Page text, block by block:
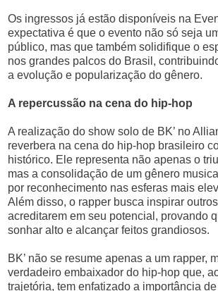
Os ingressos já estão disponíveis na
expectativa é que o evento não só seja
público, mas que também solidifique o
nos grandes palcos do Brasil,
a evolução e popularização do gênero.
A repercussão na cena do hip-hop
A realização do show solo de BK’ no
reverbera na cena do hip-hop brasileiro
histórico. Ele representa não apenas o
mas a consolidação de um gênero
por reconhecimento nas esferas mais
Além disso, o rapper busca inspirar
acreditarem em seu potencial, provando
sonhar alto e alcançar feitos grandiosos.
BK’ não se resume apenas a um rapper,
verdadeiro embaixador do hip-hop que,
trajetória, tem enfatizado a importância